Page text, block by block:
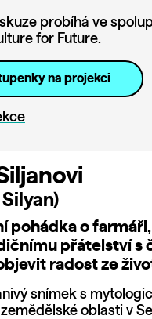
probíhá ve
for Future.
na projekci
pohádka o
přátelství s
radost ze
snímek s
oblasti v